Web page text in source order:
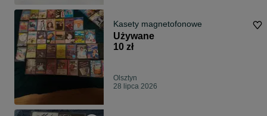
Kasety magnetofonowe
Używane
10 zł
Olsztyn
28 lipca 2026